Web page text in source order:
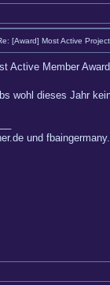
[Award] Most Active
Active Member
wohl dieses Jahr
und